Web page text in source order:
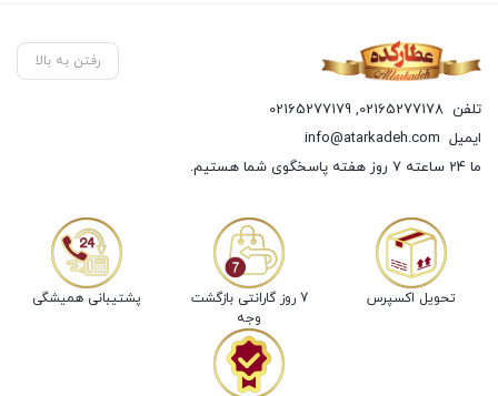
رفتن به بالا
تلفن 02165277178
,
02165277179
ایمیل info@atarkadeh.com
ما 24 ساعته 7 روز هفته پاسخگوی شما هستیم.
تحویل اکسپرس
7 روز گارانتی بازگشت
وجه
پشتیبانی همیشگی